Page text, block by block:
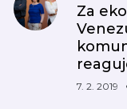
Za
7. 2. 2019